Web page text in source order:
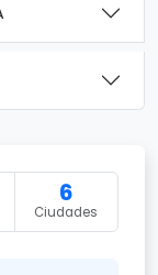
6
Ciudades